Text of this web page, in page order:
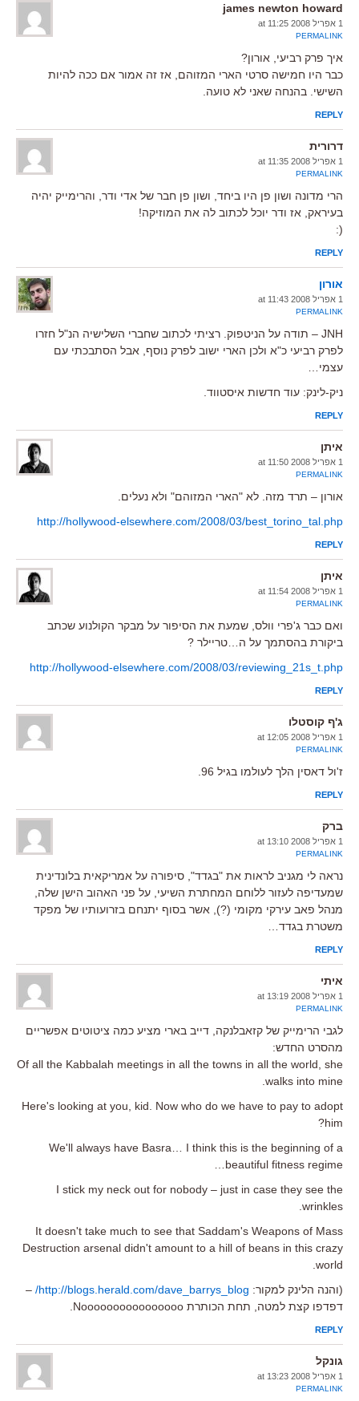
james newton howard
1 אפריל 2008 at 11:25
PERMALINK
איך פרק רביעי, אורון?
כבר היו חמישה סרטי הארי המזוהם, אז זה אמור אם ככה להיות
השישי. בהנחה שאני לא טועה.
REPLY
דרורית
1 אפריל 2008 at 11:35
PERMALINK
הרי מדונה ושון פן היו ביחד, ושון פן חבר של אדי ודר, והרימייק יהיה
בעיראק, אז ודר יוכל לכתוב לה את המוזיקה!
(:
REPLY
אורון
1 אפריל 2008 at 11:43
PERMALINK
JNH – תודה על הניטפוק. רציתי לכתוב שחברי השלישיה הנ"ל חזרו
לפרק רביעי כ"א ולכן הארי ישוב לפרק נוסף, אבל הסתבכתי עם
עצמי…
ניק-לינק: עוד חדשות איסטווד.
REPLY
איתן
1 אפריל 2008 at 11:50
PERMALINK
אורון – תרד מזה. לא "הארי המזוהם" ולא נעלים.
http://hollywood-elsewhere.com/2008/03/best_torino_tal.php
REPLY
איתן
1 אפריל 2008 at 11:54
PERMALINK
ואם כבר ג'פרי וולס, שמעת את הסיפור על מבקר הקולנוע שכתב
ביקורת בהסתמך על ה…טריילר ?
http://hollywood-elsewhere.com/2008/03/reviewing_21s_t.php
REPLY
ג'ף קוסטלו
1 אפריל 2008 at 12:05
PERMALINK
ז'ול דאסין הלך לעולמו בגיל 96.
REPLY
ברק
1 אפריל 2008 at 13:10
PERMALINK
נראה לי מגניב לראות את "בגדד", סיפורה על אמריקאית בלונדינית
שמעדיפה לעזור ללוחם המחתרת השיעי, על פני האהוב הישן שלה,
מנהל פאב עירקי מקומי (?), אשר בסוף יתנחם בזרועותיו של מפקד
משטרת בגדד…
REPLY
איתי
1 אפריל 2008 at 13:19
PERMALINK
לגבי הרימייק של קזאבלנקה, דייב בארי מציע כמה ציטוטים אפשריים
מהסרט החדש:
Of all the Kabbalah meetings in all the towns in all the world, she
walks into mine.
Here's looking at you, kid. Now who do we have to pay to adopt
him?
We'll always have Basra… I think this is the beginning of a
beautiful fitness regime…
I stick my neck out for nobody – just in case they see the
wrinkles.
It doesn't take much to see that Saddam's Weapons of Mass
Destruction arsenal didn't amount to a hill of beans in this crazy
world.
(והנה הלינק למקור: http://blogs.herald.com/dave_barrys_blog/
–
דפדפו קצת למטה, תחת הכותרת Noooooooooooooooo.
REPLY
גונקל
1 אפריל 2008 at 13:23
PERMALINK